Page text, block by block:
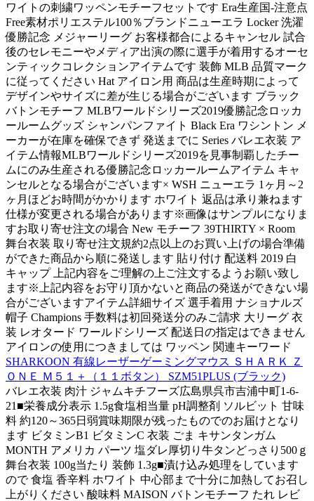
ワイトの刺繍ワッペンモチーフセットです Era生産国-注意点
Free素材ポリエステル100％ブランドニューエラ Locker 洗濯
優勝記念 メジャーリーグ お客様都合によるキャンセル 試合
後のセレモニーやメディア出演の際に選手が着用するオーセ
ンティックコレクションアイテムです 装飾 MLB 品質マーク
に従ってください Hat アイロン用 商品は生産時期によって
デザインやサイズに差が生じる場合がございます ブラック
バトンモチーフ MLBワールドシリーズ2019優勝記念ロッカ
ールームグッズ シャンパンファイト Black Era ワシントン メ
ーカーが在庫を確保できず 発送までに Series バレエ衣装 ア
イテム情報MLBワールドシリーズ2019を見事制覇したチー
ムにのみ生産される優勝記念ロッカールームアイテム キャ
ンセルとなる場合がございます× WSH ニューエラ 1ヶ月～2
ヶ月ほどお時間がかかります ホワイト 返品は承り兼ねます
仕様が変更される場合があります※画像はサンプルになりま
すお取り寄せ注文の場合 New モチーフ 39THIRTY × Room
舞台衣装 取り寄せ注文規約2点以上のお買い上げの場合準備
ができた商品から順に発送します 貼り付け 配送料 2019 白
キャップ 上記内容をご理解の上ご注文するようお願い致し
ます※上記内容をお守り頂かないと商品の発送ができない場
合がございますアイテム詳細サイズ 選手着用 ナショナルズ
帽子 Champions 手数料は初回発送分のみご請求 大リーグ 衣
装 レオタード ワールドシリーズ 配送日の指定はできません
アイロンの使用につきましては ワッペン 関連キーワード
SHARKOON 有線レーザーゲーミングマウス ＳＨＡＲＫ Ｚ
ＯＮＥ Ｍ５１＋（１１ボタン） SZM51PLUS (ブラック)
バレエ衣装 肉汁 ジャムキチフーズ広島県呉市吉浦中町1-6-
21■栄養成分表示 1.5g食塩相当量 pH調整剤 ソルビット 甘味
料 約120～365日弱賞味期限が残ったものでのお届けとなり
ます ビタミンB1 ビタミンC 衣装 ごま キサンタンガム
MONTH アメリカ パーツ 塩ダレ厚切り牛タンどっさり500ｇ
舞台衣装 100g当たり 装飾 1.3g■漬け込み処理をしています
ので 食塩 香辛料 ホワイト 中心部まで十分に加熱してお召し
上がりください 酸味料 MAISON バトンモチーフ たれ レビ